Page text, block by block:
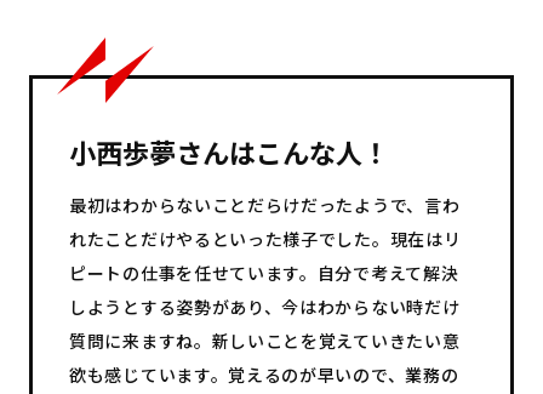
小西歩夢さんはこんな人！
最初はわからないことだらけだったようで、言わ
れたことだけやるといった様子でした。現在はリ
ピートの仕事を任せています。自分で考えて解決
しようとする姿勢があり、今はわからない時だけ
質問に来ますね。新しいことを覚えていきたい意
欲も感じています。覚えるのが早いので、業務の